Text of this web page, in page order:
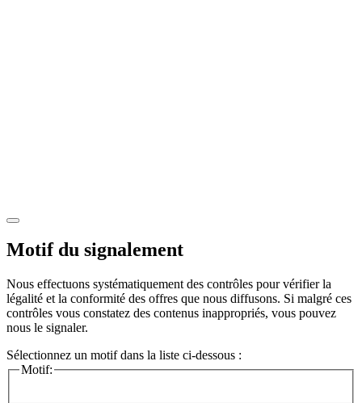
Motif du signalement
Nous effectuons systématiquement des contrôles pour vérifier la
légalité et la conformité des offres que nous diffusons. Si malgré ces
contrôles vous constatez des contenus inappropriés, vous pouvez
nous le signaler.
Sélectionnez un motif dans la liste ci-dessous :
Motif: